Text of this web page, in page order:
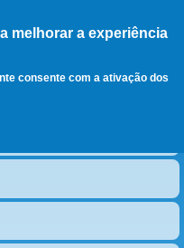
melhorar a experiência
consente com a ativação dos
, ir para a
página principal